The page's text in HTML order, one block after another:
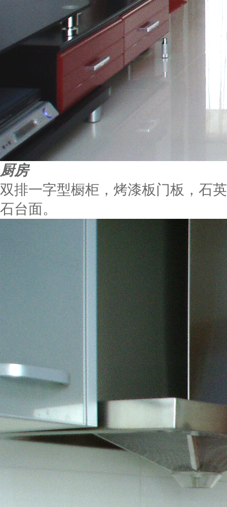
厨房
双排一字型橱柜，烤漆板门板，石英
石台面。